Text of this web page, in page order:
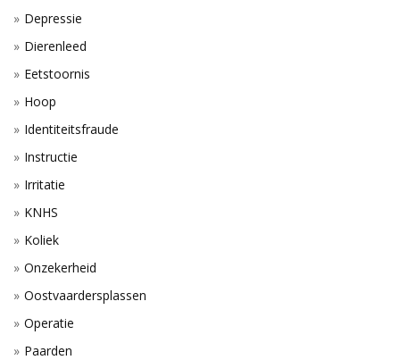
Depressie
Dierenleed
Eetstoornis
Hoop
Identiteitsfraude
Instructie
Irritatie
KNHS
Koliek
Onzekerheid
Oostvaardersplassen
Operatie
Paarden